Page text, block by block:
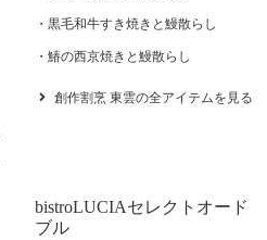
黒毛和牛すき焼きと鰻散らし
鰆の西京焼きと鰻散らし
創作割烹 東雲の全アイテムを見る
bistroLUCIAセレクトオード
ブル